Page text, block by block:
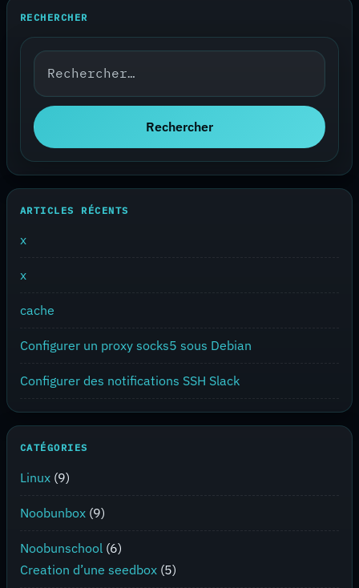
RECHERCHER
Rechercher :
Rechercher
ARTICLES RÉCENTS
x
x
cache
Configurer un proxy socks5 sous Debian
Configurer des notifications SSH Slack
CATÉGORIES
Linux (9)
Noobunbox (9)
Noobunschool (6)
Creation d’une seedbox (5)